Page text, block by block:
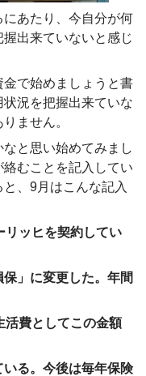
あたり、今自分が何
出来ていないと感じ
で始めましょうと書
況を把握出来ていな
ません。
と思い始めてみまし
むことを記入してい
、9月はこんな記入
リッヒを契約してい
」に変更した。年間
活費としてこの金額
る。今後は毎年保険